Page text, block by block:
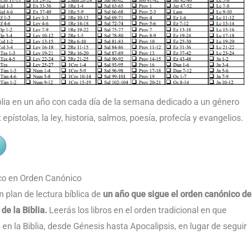
en un año con cada día de la semana dedicado a un género
epístolas, la ley, historia, salmos, poesía, profecía y evangelios.
en Orden Canónico
plan de lectura bíblica de un año que sigue el orden canónico de
la Biblia. Leerás los libros en el orden tradicional en que
la Biblia, desde Génesis hasta Apocalipsis, en lugar de seguir